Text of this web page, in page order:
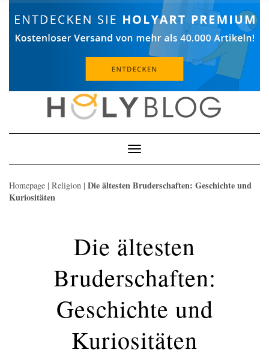
Toggle
Navigation
Homepage | Religion | Die ältesten Bruderschaften: Geschichte und
Kuriositäten
Die ältesten
Bruderschaften:
Geschichte und
Kuriositäten